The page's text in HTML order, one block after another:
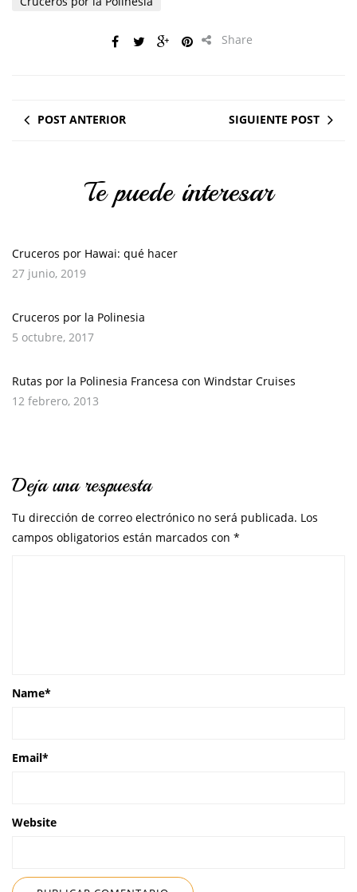
Share
POST ANTERIOR SIGUIENTE POST
Te puede interesar
Cruceros por Hawai: qué hacer
27 junio, 2019
Cruceros por la Polinesia
5 octubre, 2017
Rutas por la Polinesia Francesa con Windstar Cruises
12 febrero, 2013
Deja una respuesta
Tu dirección de correo electrónico no será publicada. Los
campos obligatorios están marcados con *
Name*
Email*
Website